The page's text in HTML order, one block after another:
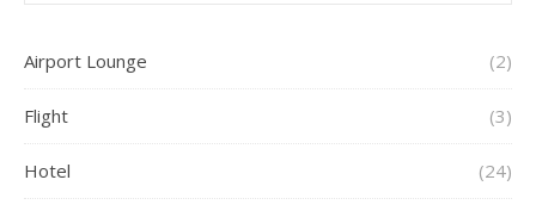
Airport Lounge (2)
Flight (3)
Hotel (24)